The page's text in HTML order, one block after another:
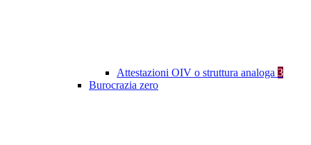
Attestazioni OIV o struttura analoga 3
Burocrazia zero